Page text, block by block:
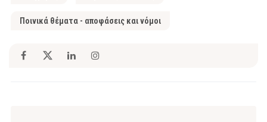
Ποινικά θέματα - αποφάσεις και νόμοι